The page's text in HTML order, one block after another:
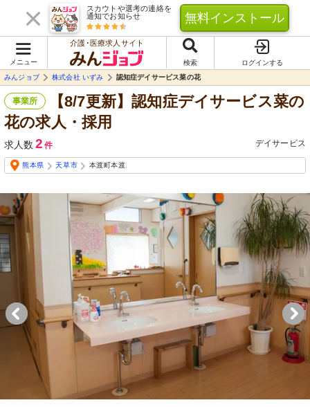
スカウトや選考の連絡を
通知でお知らせ
無料インストール
メニュー
介護･医療求人サイト
検索
ログインする
みんジョブ
株式会社 いずみ 認知症デイサービス菜の花
事業所
【8/7更新】認知症デイサービス菜の
花の求人・採用
求人数 2 件 デイサービス
熊本県 天草市 本渡町本渡